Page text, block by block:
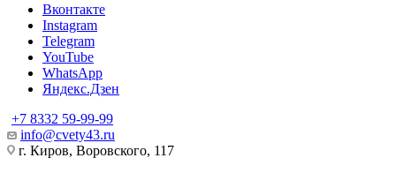
Вконтакте
Instagram
Telegram
YouTube
WhatsApp
Яндекс.Дзен
+7 8332 59-99-99
info@cvety43.ru
г. Киров, Воровского, 117